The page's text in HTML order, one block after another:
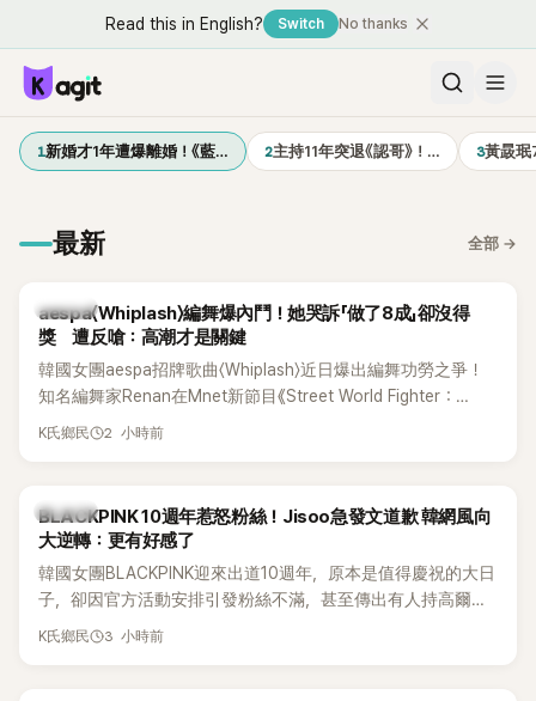
Read this in English? Switch No thanks
1新婚才1年遭爆離婚！《藍… 2主持11年突退《認哥》！… 3黃晸
最新 全部 →
K-POP
aespa〈Whiplash〉編舞爆內鬥！她哭訴「做了8成」卻沒得
獎 遭反嗆：高潮才是關鍵
韓國女團aespa招牌歌曲〈Whiplash〉近日爆出編舞功勞之爭！
知名編舞家Renan在Mnet新節目《Street World Fighter：
Directors' War》預告中，公開談及自己在〈Whiplash〉編舞上的
K氏鄉民 2 小時前
K-POP
BLACKPINK 10週年惹怒粉絲！Jisoo急發文道歉 韓網風向
大逆轉：更有好感了
韓國女團BLACKPINK迎來出道10週年，原本是值得慶祝的大日
子，卻因官方活動安排引發粉絲不滿，甚至傳出有人持高爾夫
球桿到YG娛樂大樓鬧事。Jisoo今（8日）也親自發文向BLINK
K氏鄉民 3 小時前